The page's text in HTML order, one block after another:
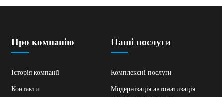
Про компанію
Історія компанії
Контакти
Наші послуги
Комплексні послуги
Модернізація автоматизація